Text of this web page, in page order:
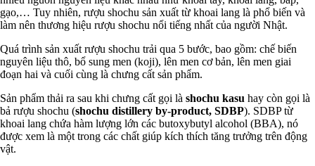
gạo,… Tuy nhiên, rượu shochu sản xuất từ khoai lang là phổ biến và
làm nên thương hiệu rượu shochu nổi tiếng nhất của người Nhật.
Quá trình sản xuất rượu shochu trải qua 5 bước, bao gồm: chế biến
nguyên liệu thô, bổ sung men (koji), lên men cơ bản, lên men giai
đoạn hai và cuối cùng là chưng cất sản phẩm.
Sản phẩm thải ra sau khi chưng cất gọi là shochu kasu hay còn gọi là
bả rượu shochu (shochu distillery by-product, SDBP). SDBP từ
khoai lang chứa hàm lượng lớn các butoxybutyl alcohol (BBA), nó
được xem là một trong các chất giúp kích thích tăng trưởng trên động
vật.